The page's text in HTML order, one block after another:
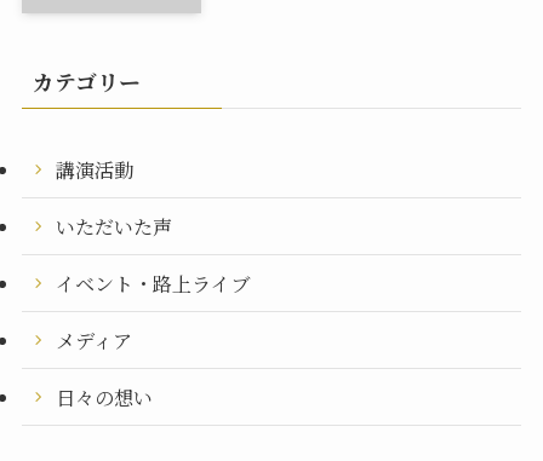
カテゴリー
講演活動
いただいた声
イベント・路上ライブ
メディア
日々の想い